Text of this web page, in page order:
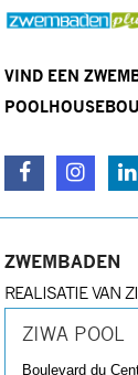
VIND EEN
ZWEMBADEN
REALISATIE VAN
ZIWA POOL
Boulevard du